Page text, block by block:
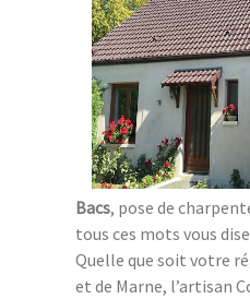
Bacs, pose de
tous ces mots vous
Quelle que soit votre
et de Marne, l’artisan